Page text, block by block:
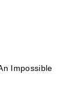
Impossible